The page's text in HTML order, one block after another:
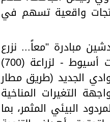
واقعية تسهم في
الجامعة في تدشين مبادرة "معاً... نزرع
مستقبلًا أخضر"، التي أطلقتها شركة سيمكس مصر - أسمنت أسيوط - لزراعة (700)
الجديد (طريق مطار
التغيرات المناخية
البيئي المثمر، بما